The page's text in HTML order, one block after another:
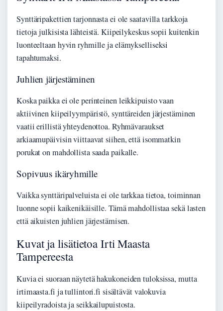
Synttäripakettien tarjonnasta ei ole saatavilla tarkkoja
tietoja julkisista lähteistä. Kiipeilykeskus sopii kuitenkin
luonteeltaan hyvin ryhmille ja elämykselliseksi
tapahtumaksi.
Juhlien järjestäminen
Koska paikka ei ole perinteinen leikkipuisto vaan
aktiivinen kiipeilyympäristö, synttäreiden järjestäminen
vaatii erillistä yhteydenottoa. Ryhmävaraukset
arkiaamupäivisin viittaavat siihen, että isommatkin
porukat on mahdollista saada paikalle.
Sopivuus ikäryhmille
Vaikka synttäripalveluista ei ole tarkkaa tietoa, toiminnan
luonne sopii kaikenikäisille. Tämä mahdollistaa sekä lasten
että aikuisten juhlien järjestämisen.
Kuvat ja lisätietoa Irti Maasta
Tampereesta
Kuvia ei suoraan näytetä hakukoneiden tuloksissa, mutta
irtimaasta.fi ja tullintori.fi sisältävät valokuvia
kiipeilyradoista ja seikkailupuistosta.